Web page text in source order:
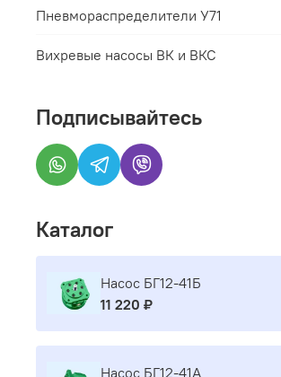
Пневмораспределители У71
Вихревые насосы ВК и ВКС
Подписывайтесь
Каталог
Насос БГ12-41Б
11 220 ₽
Насос БГ12-41А